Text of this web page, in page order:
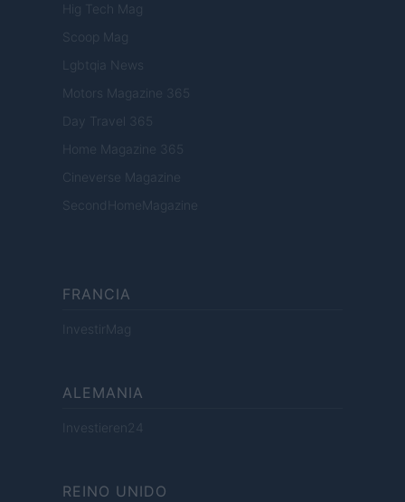
Hig Tech Mag
Scoop Mag
Lgbtqia News
Motors Magazine 365
Day Travel 365
Home Magazine 365
Cineverse Magazine
SecondHomeMagazine
FRANCIA
InvestirMag
ALEMANIA
Investieren24
REINO UNIDO